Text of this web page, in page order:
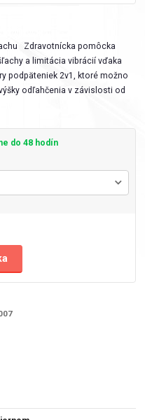
Zdravotnícka pomôcka
a limitácia vibrácií vďaka
podpäteniek 2v1, ktoré možno
odľahčenia v závislosti od
do 48 hodín